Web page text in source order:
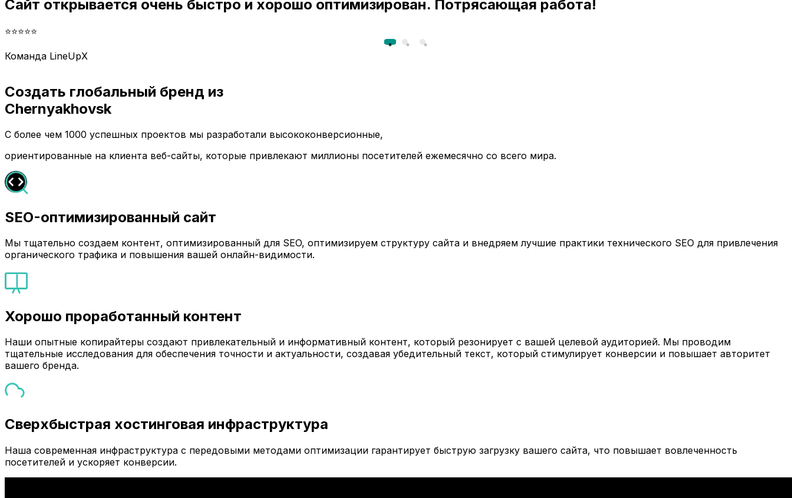
Сайт открывается очень быстро и хорошо оптимизирован. Потрясающая работа!
⭐⭐⭐⭐⭐
Команда LineUpX
Создать глобальный бренд из
Chernyakhovsk
С более чем 1000 успешных проектов мы разработали высококонверсионные,
ориентированные на клиента веб-сайты, которые привлекают миллионы посетителей ежемесячно со всего мира.
SEO-оптимизированный сайт
Мы тщательно создаем контент, оптимизированный для SEO, оптимизируем структуру сайта и внедряем лучшие практики технического SEO для привлечения
органического трафика и повышения вашей онлайн-видимости.
Хорошо проработанный контент
Наши опытные копирайтеры создают привлекательный и информативный контент, который резонирует с вашей целевой аудиторией. Мы проводим
тщательные исследования для обеспечения точности и актуальности, создавая убедительный текст, который стимулирует конверсии и повышает авторитет
вашего бренда.
Сверхбыстрая хостинговая инфраструктура
Наша современная инфраструктура с передовыми методами оптимизации гарантирует быструю загрузку вашего сайта, что повышает вовлеченность
посетителей и ускоряет конверсии.